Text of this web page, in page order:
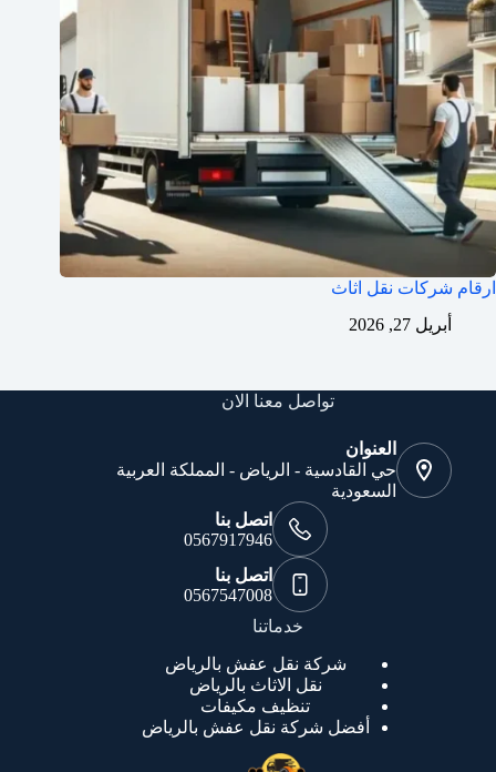
ارقام شركات نقل اثاث
أبريل 27, 2026
تواصل معنا الان
العنوان
حي القادسية - الرياض - المملكة العربية
السعودية
اتصل بنا
0567917946
اتصل بنا
0567547008
خدماتنا
شركة نقل عفش بالرياض
نقل الاثاث بالرياض
تنظيف مكيفات
أفضل شركة نقل عفش بالرياض